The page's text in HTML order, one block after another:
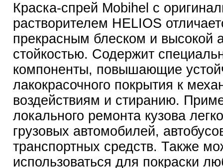
Краска-спрей Mobihel с
растворителем HELIOS
прекрасным блеском и высокой
стойкостью. Содержит
компоненты, повышающие
лакокрасочного покрытия к
воздействиям и стиранию.
локального ремонта кузова
грузовых автомобилей,
транспортных средств. Также
использоваться для покраски